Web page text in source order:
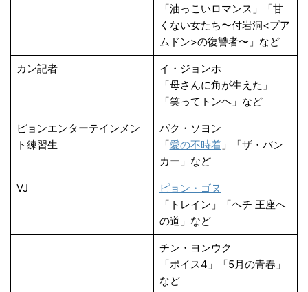
「油っこいロマンス」「甘
くない女たち〜付岩洞<プア
ムドン>の復讐者〜」など
カン記者
イ・ジョンホ
「母さんに角が生えた」
「笑ってトンヘ」など
ピョンエンターテインメン
ト練習生
パク・ソヨン
「愛の不時着」「ザ・バン
カー」など
VJ
ピョン・ゴヌ
「トレイン」「ヘチ 王座へ
の道」など
チン・ヨンウク
「ボイス4」「5月の青春」
など